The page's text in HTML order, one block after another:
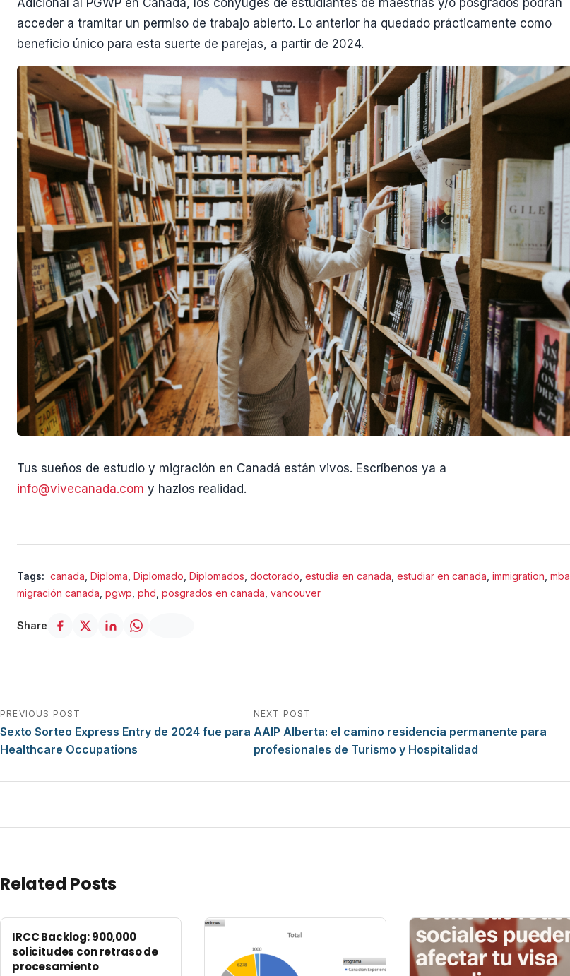
Adicional al PGWP en Canadá, los cónyuges de estudiantes de maestrías y/o posgrados podrán
acceder a tramitar un permiso de trabajo abierto. Lo anterior ha quedado prácticamente como
beneficio único para esta suerte de parejas, a partir de 2024.
Tus sueños de estudio y migración en Canadá están vivos. Escríbenos ya a
info@vivecanada.com y hazlos realidad.
Tags: canada Diploma Diplomado Diplomados doctorado estudia en canada estudiar en canada immigration mba
migración canada pgwp phd posgrados en canada vancouver
Share
Navegación de entradas
PREVIOUS POST
Sexto Sorteo Express Entry de 2024 fue para
Healthcare Occupations
NEXT POST
AAIP Alberta: el camino residencia permanente para
profesionales de Turismo y Hospitalidad
Related Posts
IRCC Backlog: 900,000
solicitudes con retraso de
procesamiento